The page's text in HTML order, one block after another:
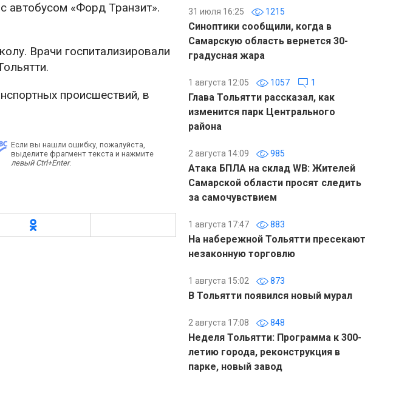
автобусом «Форд Транзит».
Врачи госпитализировали
происшествий, в
Если вы нашли ошибку, пожалуйста,
выделите фрагмент текста и нажмите
левый Ctrl+Enter.
31 июля 16:25 1215
Синоптики сообщили, когда в
Самарскую область вернется 30-
градусная жара
1 августа 12:05 1057 1
Глава Тольятти рассказал, как
изменится парк Центрального
района
2 августа 14:09 985
Атака БПЛА на склад WB: Жителей
Самарской области просят следить
за самочувствием
1 августа 17:47 883
На набережной Тольятти пресекают
незаконную торговлю
1 августа 15:02 873
В Тольятти появился новый мурал
2 августа 17:08 848
Неделя Тольятти: Программа к 300-
летию города, реконструкция в
парке, новый завод